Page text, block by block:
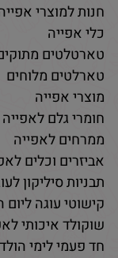
חנות למוצרי
כלי אפייה
טארטלטים
טארלטים מלוחים
מוצרי אפייה
חומרי גלם לאפייה
ממרחים לאפייה
אביזרים וכלים
תבניות סיליקון
קישוטי עוגה ליום
שוקולד איכותי
חד פעמי לימי